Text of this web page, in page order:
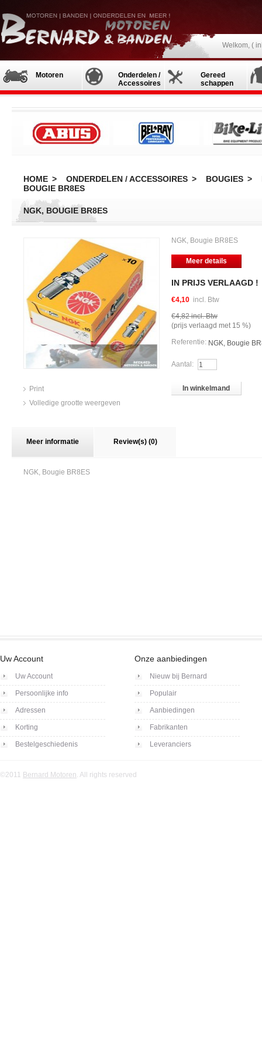
Welkom, (
Motoren
Onderdelen /
Accessoires
Gereed
schappen
HOME > ONDERDELEN / ACCESSOIRES > BOUGIES >
BOUGIE BR8ES
NGK, BOUGIE BR8ES
Print
Volledige grootte weergeven
NGK, Bougie BR8ES
Meer details
IN PRIJS VERLAAGD !
€4,10 incl. Btw
€4,82incl. Btw
(prijs verlaagd met 15 %)
Referentie: NGK, Bougie
Aantal:
In winkelmand
Meer informatie Review(s) (0)
NGK, Bougie BR8ES
Uw Account
Uw Account
Persoonlijke info
Adressen
Korting
Bestelgeschiedenis
Onze aanbiedingen
Nieuw bij Bernard
Populair
Aanbiedingen
Fabrikanten
Leveranciers
©2011 Bernard Motoren. All rights reserved